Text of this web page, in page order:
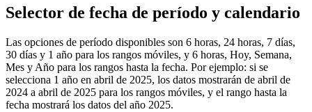
Selector de fecha de período y calendario
Las opciones de período disponibles son 6 horas, 24 horas, 7 días,
30 días y 1 año para los rangos móviles, y 6 horas, Hoy, Semana,
Mes y Año para los rangos hasta la fecha. Por ejemplo: si se
selecciona 1 año en abril de 2025, los datos mostrarán de abril de
2024 a abril de 2025 para los rangos móviles, y el rango hasta la
fecha mostrará los datos del año 2025.